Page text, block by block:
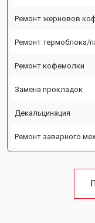
Ремонт жерновов
Ремонт термоблока/
Ремонт кофемолки
Замена прокладок
Декальцинация
Ремонт заварного